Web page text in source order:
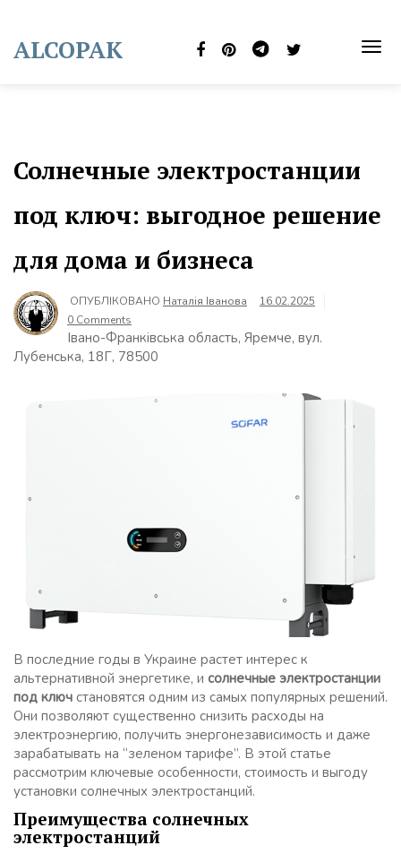
content
ALCOPAK
Солнечные электростанции
под ключ: выгодное решение
для дома и бизнеса
ОПУБЛІКОВАНО Наталія Іванова
16.02.2025
0 Comments
Івано-Франківська область, Яремче, вул.
Лубенська, 18Г, 78500
В последние годы в Украине растет интерес к
альтернативной энергетике, и солнечные электростанции
под ключ становятся одним из самых популярных решений.
Они позволяют существенно снизить расходы на
электроэнергию, получить энергонезависимость и даже
зарабатывать на “зеленом тарифе”. В этой статье
рассмотрим ключевые особенности, стоимость и выгоду
установки солнечных электростанций.
Преимущества солнечных
электростанций